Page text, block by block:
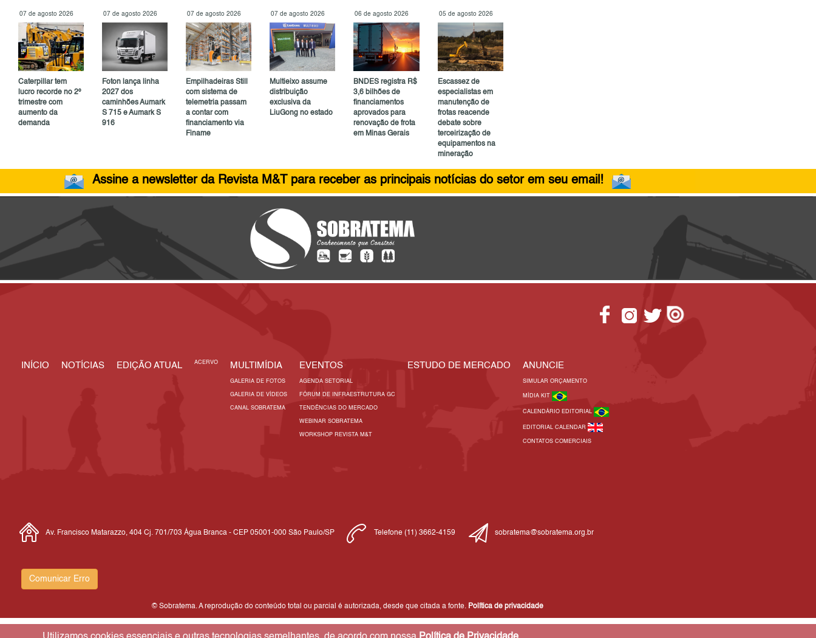
07 de agosto 2026
Caterpillar tem
lucro recorde no 2º
trimestre com
aumento da
demanda
07 de agosto 2026
Foton lança linha
2027 dos
caminhões Aumark
S 715 e Aumark S
916
07 de agosto 2026
Empilhadeiras Still
com sistema de
telemetria passam
a contar com
financiamento via
Finame
07 de agosto 2026
Multieixo assume
distribuição
exclusiva da
LiuGong no estado
06 de agosto 2026
BNDES registra R$
3,6 bilhões de
financiamentos
aprovados para
renovação de frota
em Minas Gerais
05 de agosto 2026
Escassez de
especialistas em
manutenção de
frotas reacende
debate sobre
terceirização de
equipamentos na
mineração
Assine a newsletter da Revista M&T para receber as principais notícias do setor em seu email!
INÍCIO NOTÍCIAS EDIÇÃO ATUAL ACERVO MULTIMÍDIA
GALERIA DE FOTOS
GALERIA DE VÍDEOS
CANAL SOBRATEMA
EVENTOS
AGENDA SETORIAL
FÓRUM DE INFRAESTRUTURA GC
TENDÊNCIAS DO MERCADO
WEBINAR SOBRATEMA
WORKSHOP REVISTA M&T
ESTUDO DE MERCADO ANUNCIE
SIMULAR ORÇAMENTO
MÍDIA KIT
CALENDÁRIO EDITORIAL
EDITORIAL CALENDAR
CONTATOS COMERCIAIS
Av. Francisco Matarazzo, 404 Cj. 701/703 Água Branca - CEP 05001-000 São Paulo/SP Telefone (11) 3662-4159 sobratema@sobratema.org.br
Comunicar Erro
© Sobratema. A reprodução do conteúdo total ou parcial é autorizada, desde que citada a fonte. Política de privacidade